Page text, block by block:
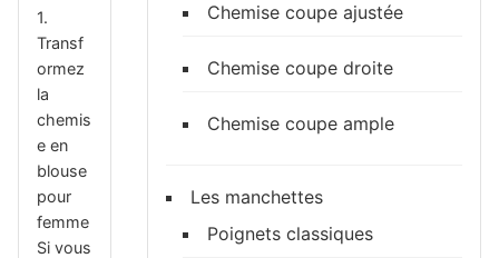
1.
Transf
ormez
la
chemis
e en
blouse
pour
femme
Si vous
Chemise coupe ajustée
Chemise coupe droite
Chemise coupe ample
Les manchettes
Poignets classiques